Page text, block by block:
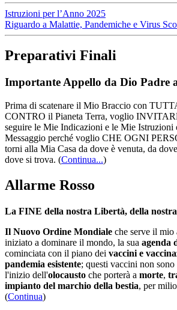
Istruzioni per l’Anno 2025
Riguardo a Malattie, Pandemiche e Virus
Preparativi Finali
Importante Appello da Dio Padre
Prima di scatenare il Mio Braccio con
CONTRO il Pianeta Terra, voglio
seguire le Mie Indicazioni e le Mie Istruzioni
Messaggio perché voglio CHE OGNI
torni alla Mia Casa da dove è venuta, da
dove si trova. (Continua...)
Allarme Rosso
La FINE della nostra Libertà, della nostra
Il Nuovo Ordine Mondiale che serve il mio
iniziato a dominare il mondo, la sua agenda
cominciata con il piano dei vaccini e
pandemia esistente; questi vaccini non
l'inizio dell'olocausto che porterà a morte,
impianto del marchio della bestia, per
(Continua)